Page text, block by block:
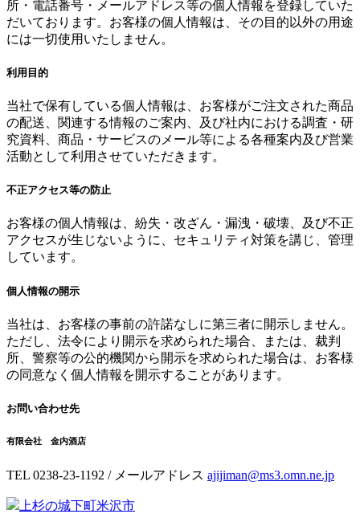
所・電話番号・メールアドレス等の個人情報を登録していた
だいております。お客様の個人情報は、その目的以外の用途
には一切使用いたしません。
利用目的
当社で保有している個人情報は、お客様がご注文された商品
の配送、関連する情報のご案内、及び社内における調査・研
究資料、商品・サービスのメール等による各種案内及び営業
活動として利用させていただきます。
不正アクセス等の防止
お客様の個人情報は、紛失・改ざん・漏洩・破壊、及び不正
アクセスが生じないように、セキュリティ対策を講じ、管理
しています。
個人情報の開示
当社は、お客様の事前の許諾なしに第三者に開示しません。
ただし、法令により開示を求められた場合、または、裁判
所、警察等の公的機関から開示を求められた場合は、お客様
の同意なく個人情報を開示することがあります。
お問い合わせ先
有限会社 金内酒店
TEL 0238-23-1192 / メールアドレス ajijiman@ms3.omn.ne.jp
上杉の城下町米沢市